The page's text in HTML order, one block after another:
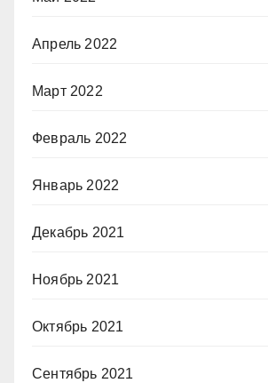
Апрель 2022
Март 2022
Февраль 2022
Январь 2022
Декабрь 2021
Ноябрь 2021
Октябрь 2021
Сентябрь 2021